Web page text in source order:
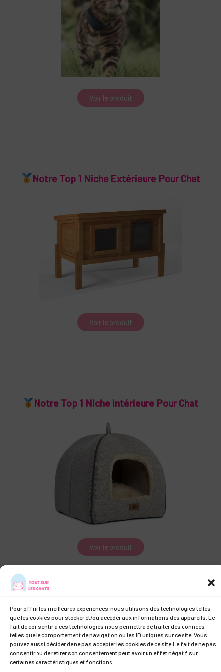
Pour offrir les meilleures expériences, nous utilisons des technologies telles
que les cookies pour stocker et/ou accéder aux informations des appareils. Le
fait de consentir à ces technologies nous permettra de traiter des données
telles que le comportement de navigation ou les ID uniques sur ce site. Vous
pouvez aussi décider de ne pas accepter les cookies de ce site.Le fait de ne pas
consentir ou de retirer son consentement peut avoir un effet négatif sur
certaines caractéristiques et fonctions.
Voir le produit
Notre Top 1 Niche Extérieure Pour Chat
Voir le produit
Notre Top 1 Niche Intérieure Pour Chat
Voir le produit
À propos de nous IMentions Légales